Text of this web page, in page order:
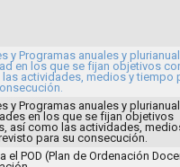
y Programas anuales y
en los que se fijan objetivos
actividades, medios y tiempo
y Programas anuales y
en los que se fijan objetivos
así como las actividades,
para su consecución.
el POD (Plan de Ordenación